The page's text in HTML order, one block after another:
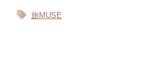
旅MUSE